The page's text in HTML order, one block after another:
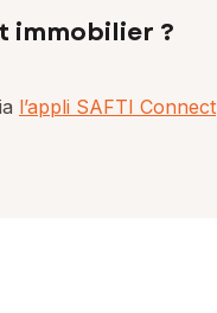
immobilier ?
l’appli SAFTI Connect